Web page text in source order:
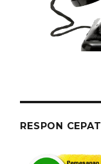
RESPON CEPAT